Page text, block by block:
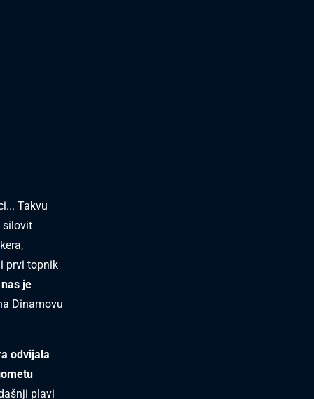
Takvu
silovit
prvi topnik
je
Dinamovu
odvijala
plavi